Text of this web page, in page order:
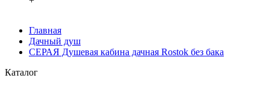
Главная
Дачный душ
СЕРАЯ Душевая кабина дачная Rostok без бака
Каталог